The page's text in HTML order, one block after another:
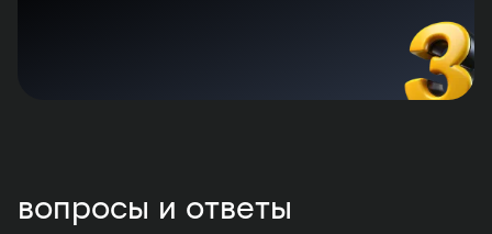
вопросы и ответы